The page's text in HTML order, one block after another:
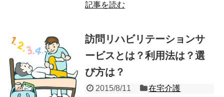
記事を読む
訪問リハビリテーションサ
ービスとは？利用法は？選
び方は？
2015/8/11
在宅介護